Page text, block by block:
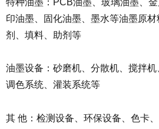
印油墨、固化油墨、墨水等油墨原
剂、填料、助剂等
油墨设备：砂磨机、分散机、搅拌机
调色系统、灌装系统等
其 他：检测设备、环保设备、色卡